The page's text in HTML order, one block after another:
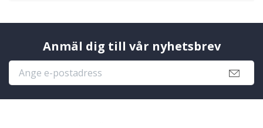
Anmäl dig till vår nyhetsbrev